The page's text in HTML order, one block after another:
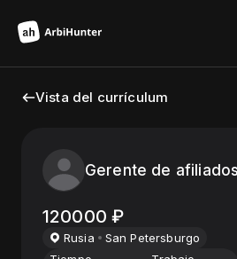
Vista del currículum
Gerente de afiliados
120000 ₽
Rusia
San Petersburgo